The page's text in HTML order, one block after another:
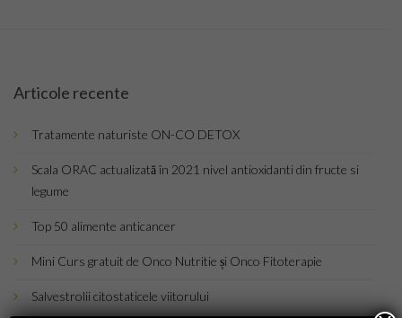
Frizuri
Manichiura
Make-Up
Frumusete
Calatorii
Spiritual
Articole recente
Tratamente naturiste ON-CO DETOX
Scala ORAC actualizată în 2021 nivel antioxidanti din fructe si
legume
Top 50 alimente anticancer
Mini Curs gratuit de Onco Nutritie și Onco Fitoterapie
Salvestrolii citostaticele viitorului